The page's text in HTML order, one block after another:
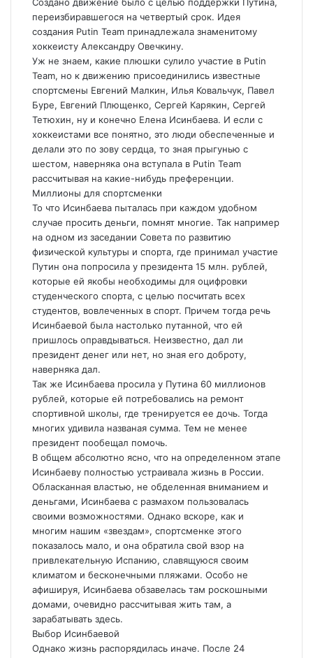
переизбиравшегося на четвертый срок. Идея
создания Putin Team принадлежала знаменитому
хоккеисту Александру Овечкину.
Уж не знаем, какие плюшки сулило участие в Putin
Team, но к движению присоединились известные
спортсмены Евгений Малкин, Илья Ковальчук, Павел
Буре, Евгений Плющенко, Сергей Карякин, Сергей
Тетюхин, ну и конечно Елена Исинбаева. И если с
хоккеистами все понятно, это люди обеспеченные и
делали это по зову сердца, то зная прыгунью с
шестом, наверняка она вступала в Putin Team
рассчитывая на какие-нибудь преференции.
Миллионы для спортсменки
То что Исинбаева пыталась при каждом удобном
случае просить деньги, помнят многие. Так например
на одном из заседании Совета по развитию
физической культуры и спорта, где принимал участие
Путин она попросила у президента 15 млн. рублей,
которые ей якобы необходимы для оцифровки
студенческого спорта, с целью посчитать всех
студентов, вовлеченных в спорт. Причем тогда речь
Исинбаевой была настолько путанной, что ей
пришлось оправдываться. Неизвестно, дал ли
президент денег или нет, но зная его доброту,
наверняка дал.
Так же Исинбаева просила у Путина 60 миллионов
рублей, которые ей потребовались на ремонт
спортивной школы, где тренируется ее дочь. Тогда
многих удивила названая сумма. Тем не менее
президент пообещал помочь.
В общем абсолютно ясно, что на определенном этапе
Исинбаеву полностью устраивала жизнь в России.
Обласканная властью, не обделенная вниманием и
деньгами, Исинбаева с размахом пользовалась
своими возможностями. Однако вскоре, как и
многим нашим «звездам», спортсменке этого
показалось мало, и она обратила свой взор на
привлекательную Испанию, славящуюся своим
климатом и бесконечными пляжами. Особо не
афишируя, Исинбаева обзавелась там роскошными
домами, очевидно рассчитывая жить там, а
зарабатывать здесь.
Выбор Исинбаевой
Однако жизнь распорядилась иначе. После 24